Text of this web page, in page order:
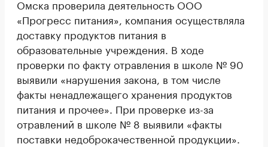
Омска проверила деятельность ООО
«Прогресс питания», компания осуществляла
доставку продуктов питания в
образовательные учреждения. В ходе
проверки по факту отравления в школе № 90
выявили «нарушения закона, в том числе
факты ненадлежащего хранения продуктов
питания и прочее». При проверке из-за
отравлений в школе № 8 выявили «факты
поставки недоброкачественной продукции».